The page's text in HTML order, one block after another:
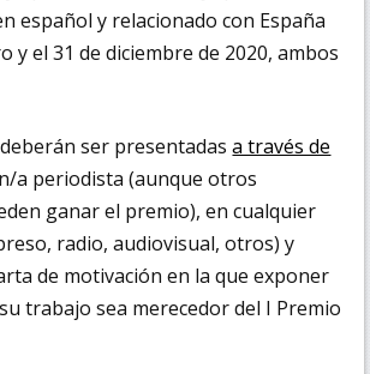
español y relacionado con España
y el 31 de diciembre de 2020, ambos
ser presentadasa través de
a periodista (aunque otros
ganar el premio), en cualquier
radio, audiovisual, otros) y
de motivación en la que exponer
trabajo sea merecedor del I Premio